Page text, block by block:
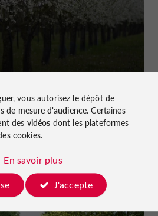
du Pruneau
Lafitte-sur-Lot
vous autorisez le dépôt de
de mesure d'audience. Certaines
des vidéos dont les plateformes
cookies.
En savoir plus
J'accepte